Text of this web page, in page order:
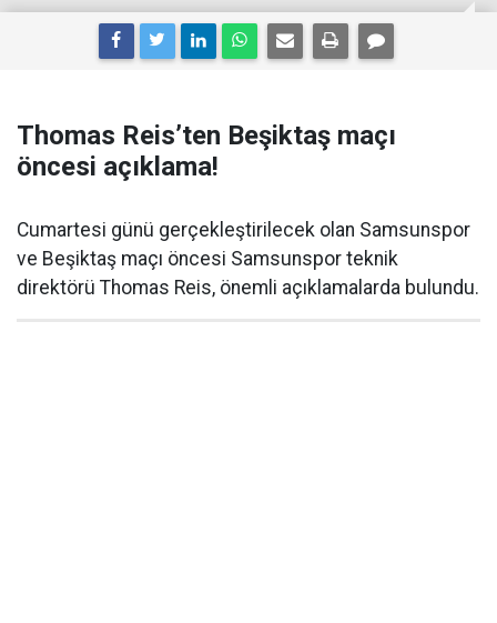
Thomas Reis’ten Beşiktaş maçı
öncesi açıklama!
Cumartesi günü gerçekleştirilecek olan Samsunspor
ve Beşiktaş maçı öncesi Samsunspor teknik
direktörü Thomas Reis, önemli açıklamalarda bulundu.